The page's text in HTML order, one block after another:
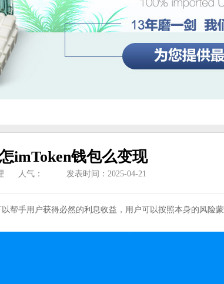
imToken钱包么变现
人气： 发表时间：2025-04-21
帮手用户获得必然的利息收益，用户可以按照本身的风险蒙